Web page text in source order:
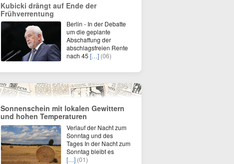
Kubicki drängt auf Ende der
Frühverrentung
Berlin - In der Debatte
um die geplante
Abschaffung der
abschlagsfreien Rente
nach 45 […] (06)
Sonnenschein mit lokalen Gewittern
und hohen Temperaturen
Verlauf der Nacht zum
Sonntag und des
Tages In der Nacht zum
Sonntag bleibt es
[…] (01)